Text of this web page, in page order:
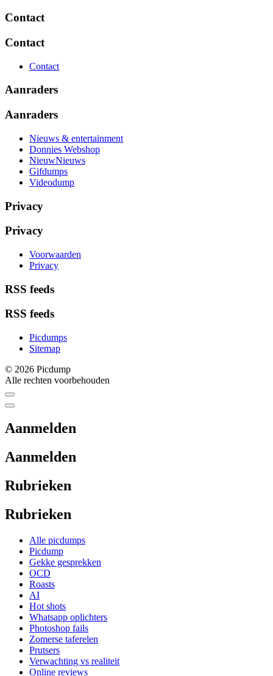
Contact
Contact
Contact
Aanraders
Aanraders
Nieuws & entertainment
Donnies Webshop
NieuwNieuws
Gifdumps
Videodump
Privacy
Privacy
Voorwaarden
Privacy
RSS feeds
RSS feeds
Picdumps
Sitemap
© 2026 Picdump
Alle rechten voorbehouden
Aanmelden
Aanmelden
Rubrieken
Rubrieken
Alle picdumps
Picdump
Gekke gesprekken
OCD
Roasts
AI
Hot shots
Whatsapp oplichters
Photoshop fails
Zomerse taferelen
Prutsers
Verwachting vs realiteit
Online reviews